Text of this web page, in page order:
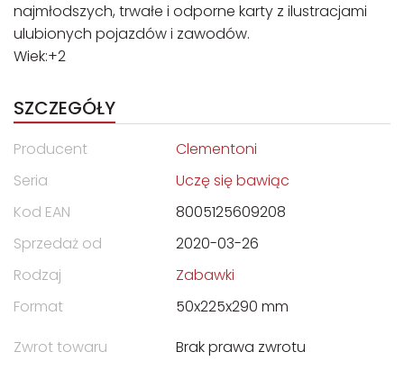
najmłodszych, trwałe i odporne karty z ilustracjami
ulubionych pojazdów i zawodów.
Wiek:+2
SZCZEGÓŁY
Producent
Clementoni
Seria
Uczę się bawiąc
Kod EAN
8005125609208
Sprzedaż od
2020-03-26
Rodzaj
Zabawki
Format
50x225x290 mm
Zwrot towaru
Brak prawa zwrotu